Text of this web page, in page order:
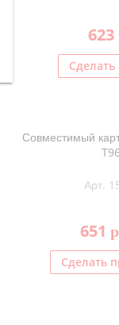
623
Сделать
Совместимый
Арт.
651 p
Сделать